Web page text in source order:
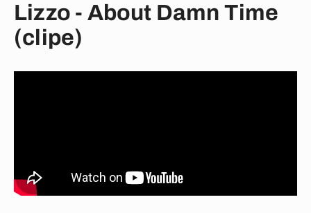
Lizzo - About Damn Time
(clipe)